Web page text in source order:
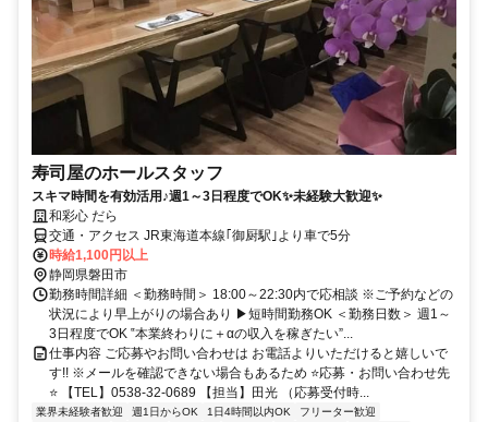
寿司屋のホールスタッフ
スキマ時間を有効活用♪週1～3日程度でOK✨未経験大歓迎✨
和彩心 だら
交通・アクセス JR東海道本線｢御厨駅｣より車で5分
時給1,100円以上
静岡県磐田市
勤務時間詳細 ＜勤務時間＞ 18:00～22:30内で応相談 ※ご予約などの
状況により早上がりの場合あり ▶短時間勤務OK ＜勤務日数＞ 週1～
3日程度でOK ‟本業終わりに＋αの収入を稼ぎたい”...
仕事内容 ご応募やお問い合わせは お電話よりいただけると嬉しいで
す!! ※メールを確認できない場合もあるため ⭐応募・お問い合わせ先
⭐ 【TEL】0538-32-0689 【担当】田光 （応募受付時...
業界未経験者歓迎 週1日からOK 1日4時間以内OK
フリーター歓迎